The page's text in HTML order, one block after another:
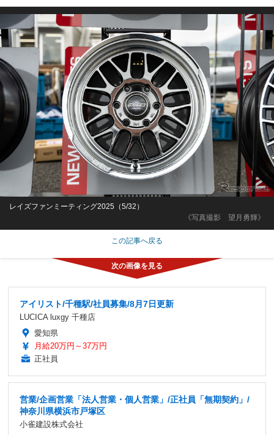
《写真撮影 望月勇輝》
レイズファンミーティング2025（5/32）
この記事へ戻る
アイリスト/千種駅/社員募集/8月7日更新
LUCICA luxgy 千種店
愛知県
月給20万円～37万円
正社員
営業/企画営業「法人営業・個人営業」/正社員「無期契約」/
神奈川県横浜市戸塚区
小雀建設株式会社